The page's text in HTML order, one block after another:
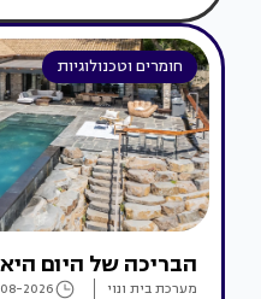
חומרים וטכנולוגיות
הבריכה של היום
מערכת בית ונוי 2026